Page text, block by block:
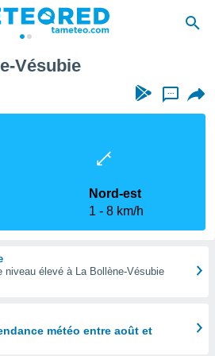
Vésubie
...
Nord-est
1
8 km/h
niveau élevé à La Bollène-Vésubie
météo entre août et